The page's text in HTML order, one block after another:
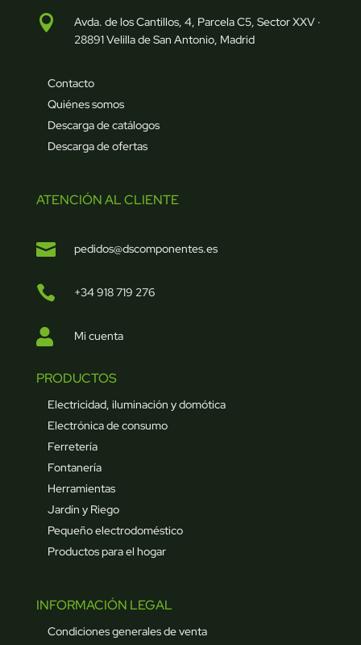

Avda. de los Cantillos, 4, Parcela C5, Sector XXV ·
28891 Velilla de San Antonio, Madrid
Contacto
Quiénes somos
Descarga de catálogos
Descarga de ofertas
ATENCIÓN AL CLIENTE
 pedidos@dscomponentes.es
 +34 918 719 276
 Mi cuenta
PRODUCTOS
Electricidad, iluminación y domótica
Electrónica de consumo
Ferretería
Fontanería
Herramientas
Jardín y Riego
Pequeño electrodoméstico
Productos para el hogar
INFORMACIÓN LEGAL
Condiciones generales de venta